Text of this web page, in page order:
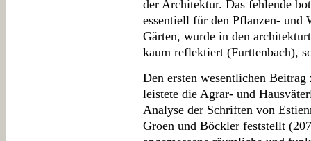
der Architektur. Das fehlende
essentiell für den Pflanzen- und
Gärten, wurde in den
kaum reflektiert (Furttenbach),
Den ersten wesentlichen
leistete die Agrar- und
Analyse der Schriften von
Groen und Böckler feststellt